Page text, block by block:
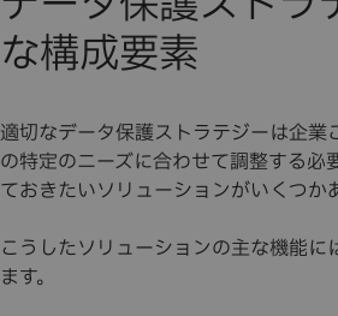
な構成要素
適切なデータ保護ストラテジーは企業
の特定のニーズに合わせて調整する必
ておきたいソリューションがいくつか
こうしたソリューションの主な機能に
ます。